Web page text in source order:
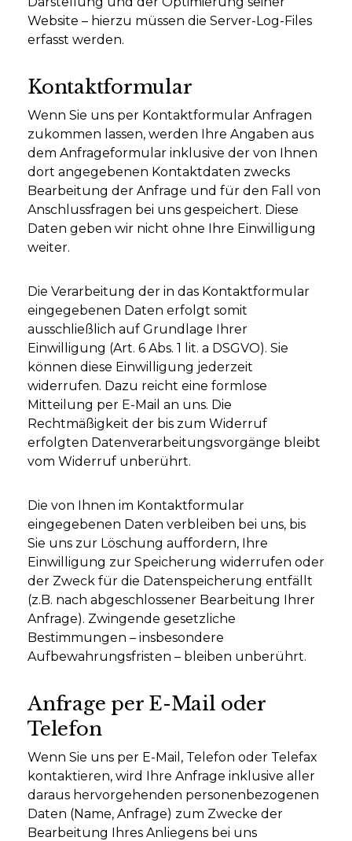
Website – hierzu müssen die Server-Log-Files
erfasst werden.
Kontaktformular
Wenn Sie uns per Kontaktformular Anfragen
zukommen lassen, werden Ihre Angaben aus
dem Anfrageformular inklusive der von Ihnen
dort angegebenen Kontaktdaten zwecks
Bearbeitung der Anfrage und für den Fall von
Anschlussfragen bei uns gespeichert. Diese
Daten geben wir nicht ohne Ihre Einwilligung
weiter.
Die Verarbeitung der in das Kontaktformular
eingegebenen Daten erfolgt somit
ausschließlich auf Grundlage Ihrer
Einwilligung (Art. 6 Abs. 1 lit. a DSGVO). Sie
können diese Einwilligung jederzeit
widerrufen. Dazu reicht eine formlose
Mitteilung per E-Mail an uns. Die
Rechtmäßigkeit der bis zum Widerruf
erfolgten Datenverarbeitungsvorgänge bleibt
vom Widerruf unberührt.
Die von Ihnen im Kontaktformular
eingegebenen Daten verbleiben bei uns, bis
Sie uns zur Löschung auffordern, Ihre
Einwilligung zur Speicherung widerrufen oder
der Zweck für die Datenspeicherung entfällt
(z.B. nach abgeschlossener Bearbeitung Ihrer
Anfrage). Zwingende gesetzliche
Bestimmungen – insbesondere
Aufbewahrungsfristen – bleiben unberührt.
Anfrage per E-Mail oder
Telefon
Wenn Sie uns per E-Mail, Telefon oder Telefax
kontaktieren, wird Ihre Anfrage inklusive aller
daraus hervorgehenden personenbezogenen
Daten (Name, Anfrage) zum Zwecke der
Bearbeitung Ihres Anliegens bei uns